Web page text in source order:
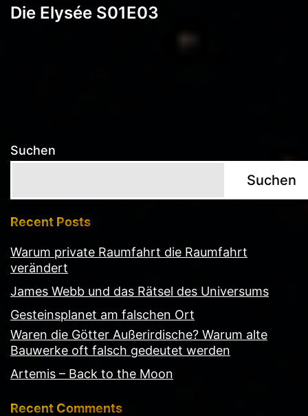
Die Elysée S01E03
Suchen
Suchen
Recent Posts
Warum private Raumfahrt die Raumfahrt
verändert
James Webb und das Rätsel des Universums
Gesteinsplanet am falschen Ort
Waren die Götter Außerirdische? Warum alte
Bauwerke oft falsch gedeutet werden
Artemis – Back to the Moon
Recent Comments